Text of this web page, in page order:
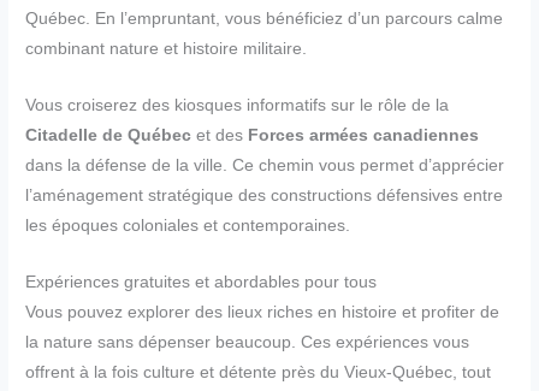
Québec. En l’empruntant, vous bénéficiez d’un parcours calme
combinant nature et histoire militaire.
Vous croiserez des kiosques informatifs sur le rôle de la
Citadelle de Québec et des Forces armées canadiennes
dans la défense de la ville. Ce chemin vous permet d’apprécier
l’aménagement stratégique des constructions défensives entre
les époques coloniales et contemporaines.
Expériences gratuites et abordables pour tous
Vous pouvez explorer des lieux riches en histoire et profiter de
la nature sans dépenser beaucoup. Ces expériences vous
offrent à la fois culture et détente près du Vieux-Québec, tout